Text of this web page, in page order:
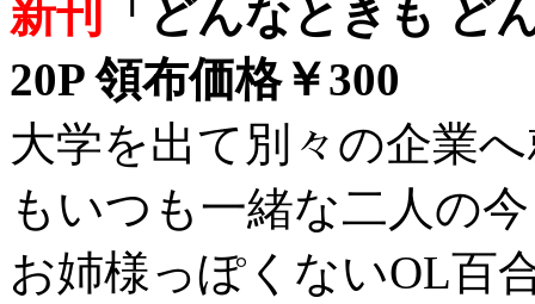
新刊
「どんなときも ど
20P 領布価格￥300
大学を出て別々の企業
もいつも一緒な二人の
お姉様っぽくないOL百